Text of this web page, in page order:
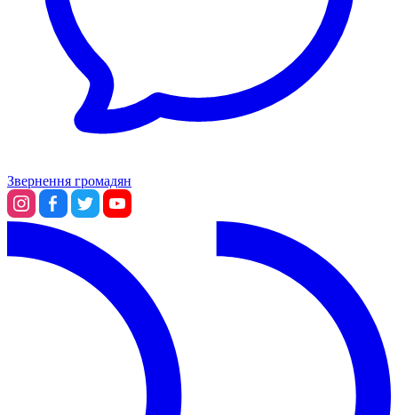
Звернення громадян